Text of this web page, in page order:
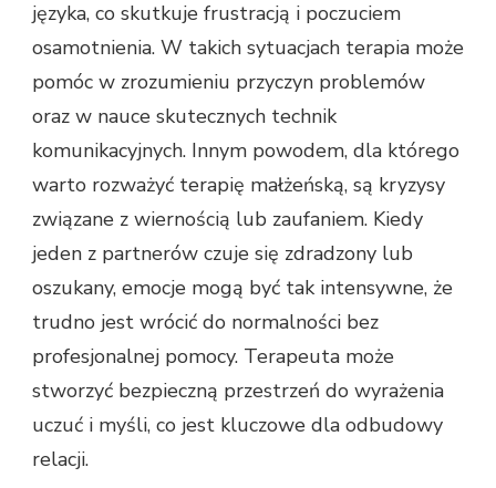
języka, co skutkuje frustracją i poczuciem
osamotnienia. W takich sytuacjach terapia może
pomóc w zrozumieniu przyczyn problemów
oraz w nauce skutecznych technik
komunikacyjnych. Innym powodem, dla którego
warto rozważyć terapię małżeńską, są kryzysy
związane z wiernością lub zaufaniem. Kiedy
jeden z partnerów czuje się zdradzony lub
oszukany, emocje mogą być tak intensywne, że
trudno jest wrócić do normalności bez
profesjonalnej pomocy. Terapeuta może
stworzyć bezpieczną przestrzeń do wyrażenia
uczuć i myśli, co jest kluczowe dla odbudowy
relacji.